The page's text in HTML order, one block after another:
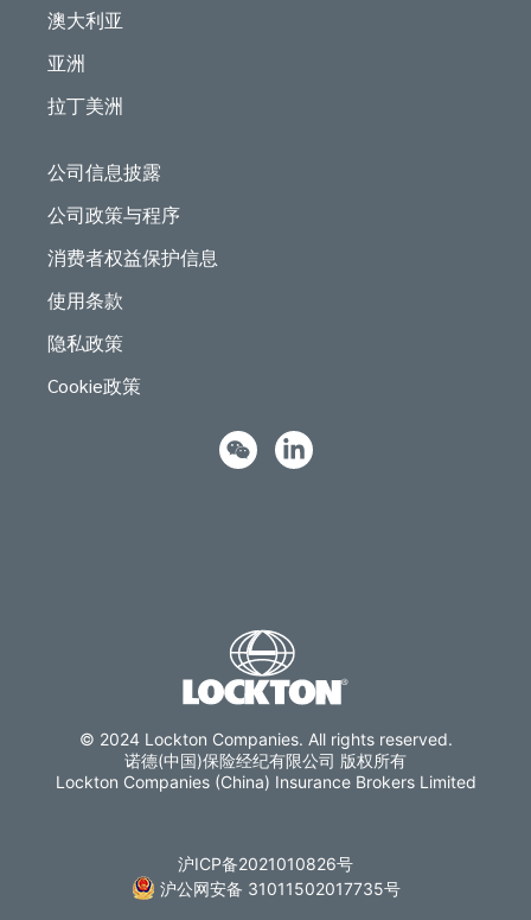
澳大利亚
亚洲
拉丁美洲
公司信息披露
公司政策与程序
消费者权益保护信息
使用条款
隐私政策
Cookie政策
© 2024 Lockton Companies. All rights reserved.
诺德(中国)保险经纪有限公司 版权所有
Lockton Companies (China) Insurance Brokers Limited
沪ICP备2021010826号
沪公网安备 31011502017735号